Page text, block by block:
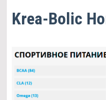
Krea-Bolic